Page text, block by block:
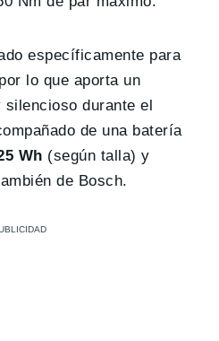
específicamente para
lo que aporta un
durante el
de una batería
Wh (según talla) y
de Bosch.